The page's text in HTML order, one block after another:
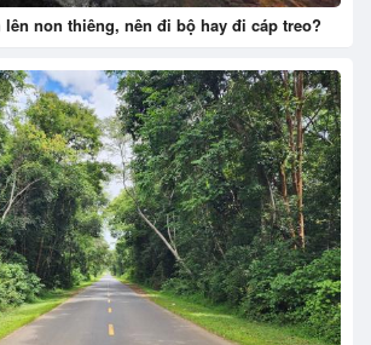
non thiêng, nên đi bộ hay đi cáp treo?